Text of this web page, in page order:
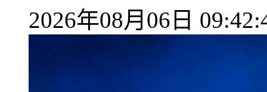
2026年08月06日